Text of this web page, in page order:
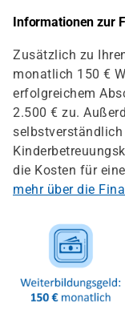
Informationen zur
Zusätzlich zu
monatlich 150 €
erfolgreichem
2.500 € zu.
die Kosten für
mehr über die